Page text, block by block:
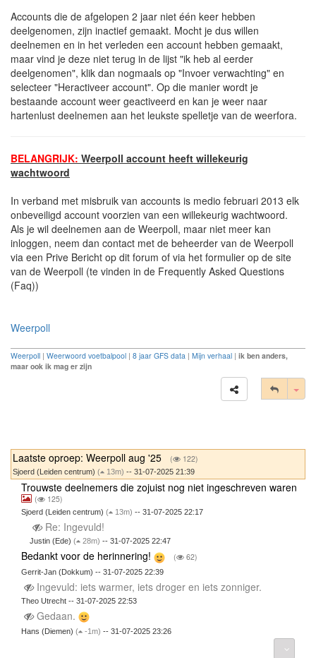
Accounts die de afgelopen 2 jaar niet één keer hebben
deelgenomen, zijn inactief gemaakt. Mocht je dus willen
deelnemen en in het verleden een account hebben gemaakt,
maar vind je deze niet terug in de lijst "ik heb al eerder
deelgenomen", klik dan nogmaals op "Invoer verwachting" en
selecteer "Heractiveer account". Op die manier wordt je
bestaande account weer geactiveerd en kan je weer naar
hartenlust deelnemen aan het leukste spelletje van de weerfora.
BELANGRIJK: Weerpoll account heeft willekeurig
wachtwoord
In verband met misbruik van accounts is medio februari 2013 elk
onbeveiligd account voorzien van een willekeurig wachtwoord.
Als je wil deelnemen aan de Weerpoll, maar niet meer kan
inloggen, neem dan contact met de beheerder van de Weerpoll
via een Prive Bericht op dit forum of via het formulier op de site
van de Weerpoll (te vinden in de Frequently Asked Questions
(Faq))
Weerpoll
Weerpoll | Weerwoord voetbalpool | 8 jaar GFS data | Mijn verhaal | ik ben anders,
maar ook ik mag er zijn
Laatste oproep: Weerpoll aug '25 ( 122)
Sjoerd (Leiden centrum) ( 13m) -- 31-07-2025 21:39
Trouwste deelnemers die zojuist nog niet ingeschreven waren
( 125)
Sjoerd (Leiden centrum) ( 13m) -- 31-07-2025 22:17
Re: Ingevuld!
Justin (Ede)( 28m) -- 31-07-2025 22:47
Bedankt voor de herinnering! ( 62)
Gerrit-Jan (Dokkum) -- 31-07-2025 22:39
Ingevuld: iets warmer, iets droger en iets zonniger.
Theo Utrecht -- 31-07-2025 22:53
Gedaan.
Hans (Diemen) ( -1m) -- 31-07-2025 23:26